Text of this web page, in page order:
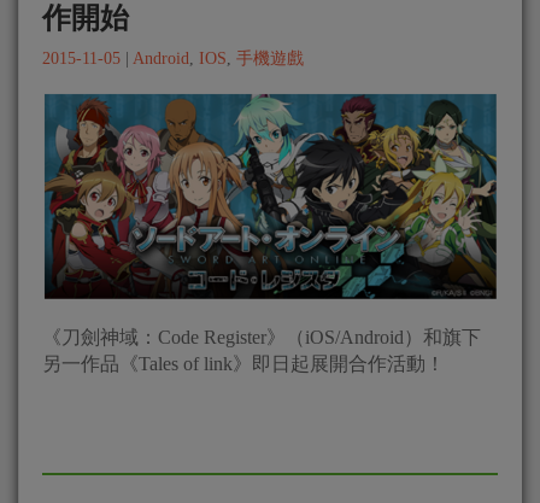
作開始
2015-11-05 Android, IOS, 手機遊戲
《刀劍神域：Code Register》（iOS/Android）和旗下
另一作品《Tales of link》即日起展開合作活動！